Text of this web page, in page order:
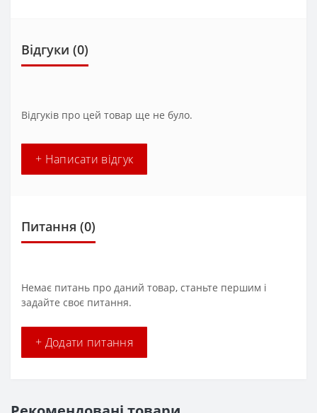
Відгуки (0)
Відгуків про цей товар ще не було.
+ Написати відгук
Питання (0)
Немає питань про даний товар, станьте першим і
задайте своє питання.
+ Додати питання